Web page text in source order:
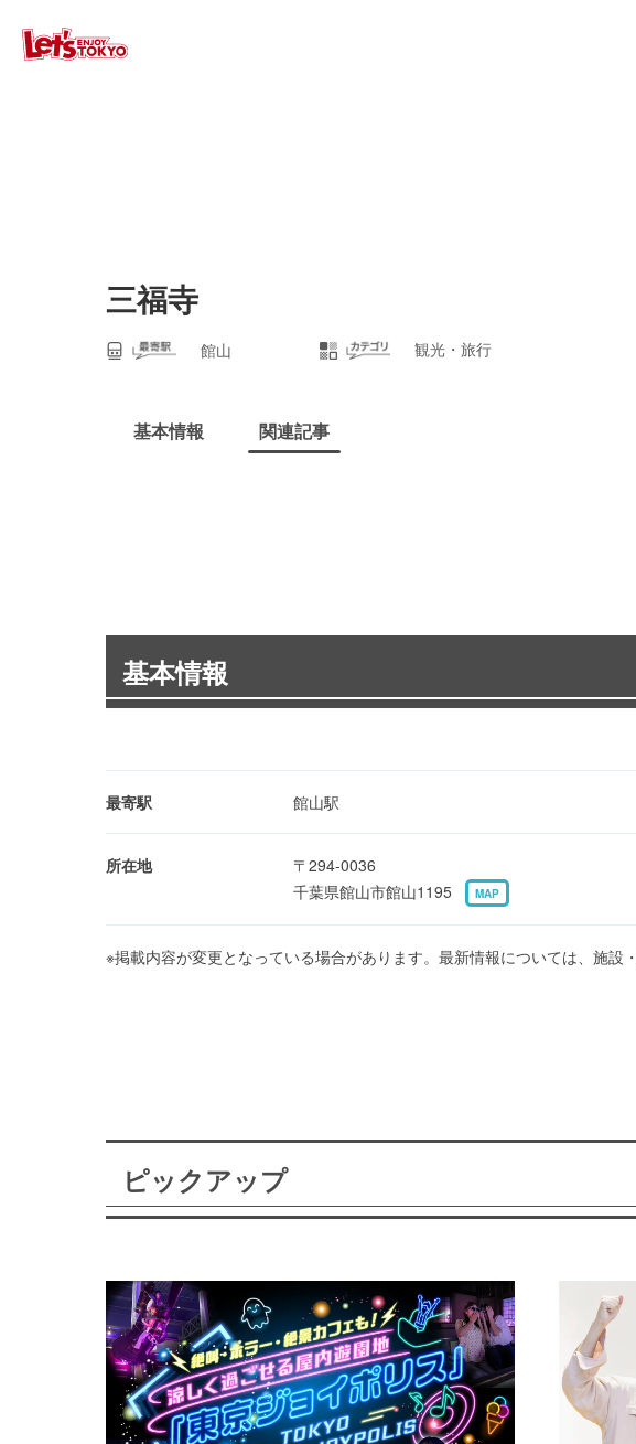
三福寺
館山 観光・旅行
基本情報 関連記事
基本情報
最寄駅 館山駅
所在地
〒294-0036
千葉県館山市館山1195
MAP
※掲載内容が変更となっている場合があります。最新情報については、施設
ピックアップ